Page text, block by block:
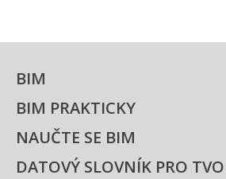
BIM
BIM PRAKTICKY
NAUČTE SE BIM
DATOVÝ SLOVNÍK PRO